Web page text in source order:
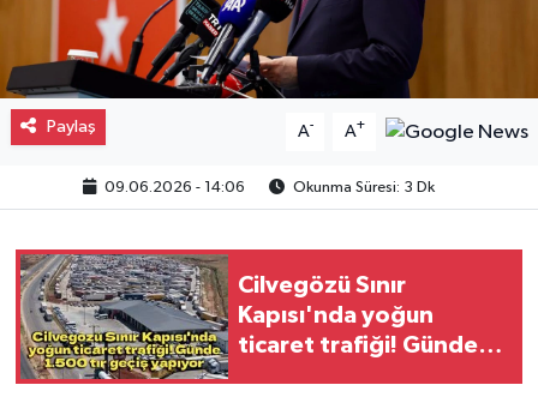
Paylaş A- A+
09.06.2026 - 14:06 Okunma Süresi: 3 Dk
Cilvegözü Sınır
Kapısı'nda yoğun
ticaret trafiği! Günde